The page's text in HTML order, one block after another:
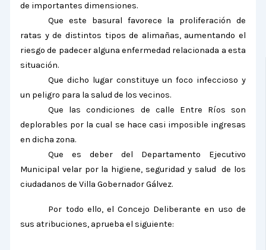
de importantes dimensiones.
Que este basural favorece la proliferación de
ratas y de distintos tipos de alimañas, aumentando el
riesgo de padecer alguna enfermedad relacionada a esta
situación.
Que dicho lugar constituye un foco infeccioso y
un peligro para la salud de los vecinos.
Que las condiciones de calle Entre Ríos son
deplorables por la cual se hace casi imposible ingresas
en dicha zona.
Que es deber del Departamento Ejecutivo
Municipal velar por la higiene, seguridad y salud de los
ciudadanos de Villa Gobernador Gálvez.
Por todo ello, el Concejo Deliberante en uso de
sus atribuciones, aprueba el siguiente: